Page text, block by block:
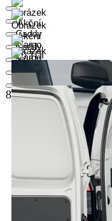
818 630 Kč1